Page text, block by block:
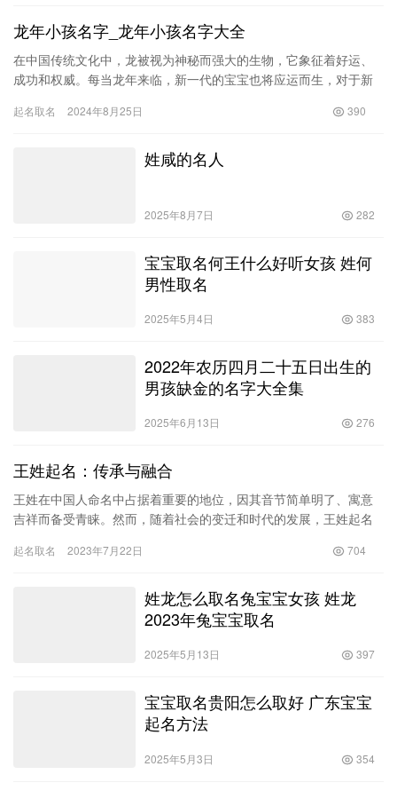
龙年小孩名字_龙年小孩名字大全
在中国传统文化中，龙被视为神秘而强大的生物，它象征着好运、
成功和权威。每当龙年来临，新一代的宝宝也将应运而生，对于新
不仅是…
起名取名 2024年8月25日 390
姓咸的名人
2025年8月7日 282
宝宝取名何王什么好听女孩 姓何
男性取名
2025年5月4日 383
2022年农历四月二十五日出生的
男孩缺金的名字大全集
2025年6月13日 276
王姓起名：传承与融合
王姓在中国人命名中占据着重要的地位，因其音节简单明了、寓意
吉祥而备受青睐。然而，随着社会的变迁和时代的发展，王姓起名
起名的…
起名取名 2023年7月22日 704
姓龙怎么取名兔宝宝女孩 姓龙
2023年兔宝宝取名
2025年5月13日 397
宝宝取名贵阳怎么取好 广东宝宝
起名方法
2025年5月3日 354